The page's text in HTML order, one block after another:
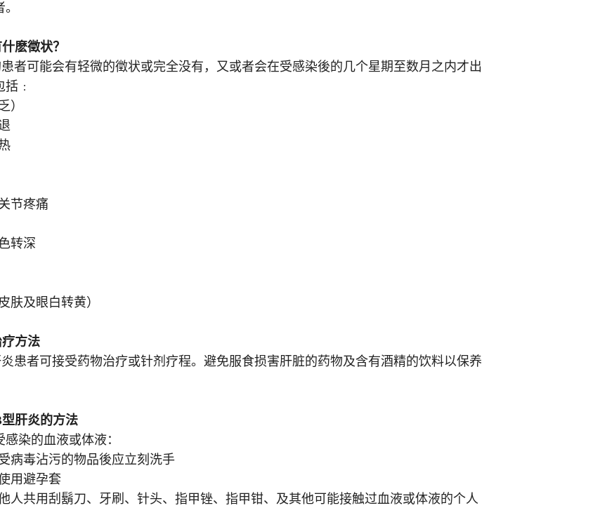
麽徵状？
者可能会有轻微的徵状或完全没有，又或者会在受感染後的几个星期至数月之内才出
﹕
）
节疼痛
转深
肤及眼白转黄）
方法
患者可接受药物治疗或针剂疗程。避免服食损害肝脏的药物及含有酒精的饮料以保养
肝炎的方法
染的血液或体液：
病毒沾污的物品後应立刻洗手
用避孕套
人共用刮鬍刀、牙刷、针头、指甲锉、指甲钳、及其他可能接触过血液或体液的个人